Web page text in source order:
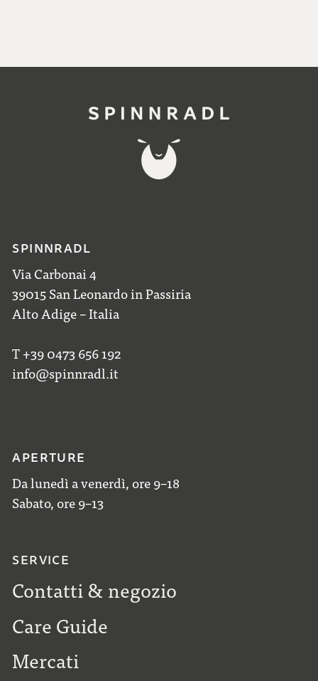
SPINNRADL
Via Carbonai 4
39015 San Leonardo in Passiria
Alto Adige – Italia
T +39 0473 656 192
info@spinnradl.it
APERTURE
Da lunedì a venerdì, ore 9–18
Sabato, ore 9–13
SERVICE
Contatti & negozio
Care Guide
Mercati